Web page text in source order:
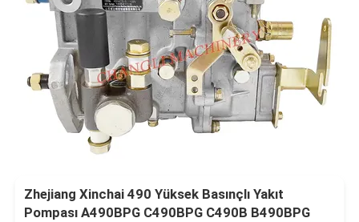
Zhejiang Xinchai 490 Yüksek Basınçlı Yakıt
Pompası A490BPG C490BPG C490B B490BPG